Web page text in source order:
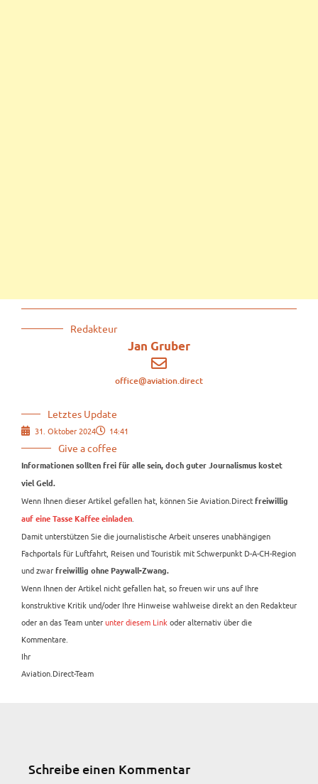
Redakteur
Jan Gruber
office@aviation.direct
Letztes Update
31. Oktober 2024 14:41
Give a coffee
Informationen sollten frei für alle sein, doch guter Journalismus kostet
viel Geld.
Wenn Ihnen dieser Artikel gefallen hat, können Sie Aviation.Direct freiwillig
auf eine Tasse Kaffee einladen.
Damit unterstützen Sie die journalistische Arbeit unseres unabhängigen
Fachportals für Luftfahrt, Reisen und Touristik mit Schwerpunkt D-A-CH-Region
und zwar freiwillig ohne Paywall-Zwang.
Wenn Ihnen der Artikel nicht gefallen hat, so freuen wir uns auf Ihre
konstruktive Kritik und/oder Ihre Hinweise wahlweise direkt an den Redakteur
oder an das Team unterunter diesem Linkoder alternativ über die
Kommentare.
Ihr
Aviation.Direct-Team
Schreibe einen Kommentar